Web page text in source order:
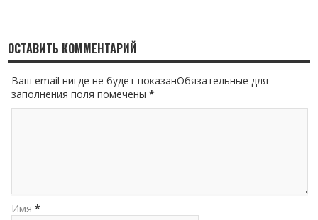
ОСТАВИТЬ КОММЕНТАРИЙ
Ваш email нигде не будет показанОбязательные для
заполнения поля помечены*
Имя *